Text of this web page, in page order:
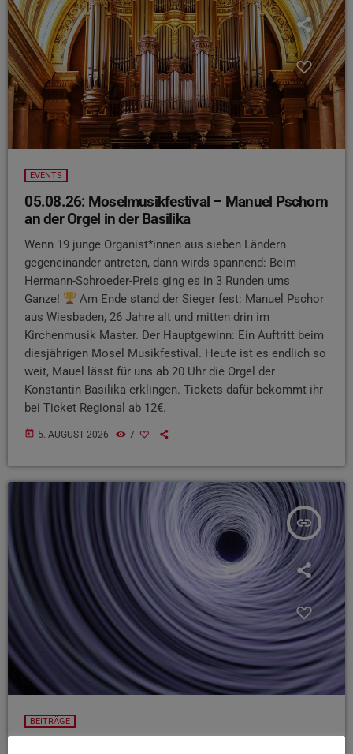
EVENTS
05.08.26: Moselmusikfestival – Manuel Pschorn
an der Orgel in der Basilika
Wenn 19 junge Organist*innen aus sieben Ländern
gegeneinander antreten, dann wirds spannend: Beim
Hermann-Schroeder-Preis ging es in 3 Runden ums
Ganze!
Am Ende stand der Sieger fest: Manuel Pschor
aus Wiesbaden, 26 Jahre alt und mitten drin im
Kirchenmusik Master. Der Hauptgewinn: Ein Auftritt beim
diesjährigen Mosel Musikfestival. Heute ist es endlich so
weit, Mauel lässt für uns ab 20 Uhr die Orgel der
Konstantin Basilika erklingen. Tickets dafür bekommt ihr
bei Ticket Regional ab 12€.
today 5. AUGUST 2026 7
insert_link
BEITRÄGE